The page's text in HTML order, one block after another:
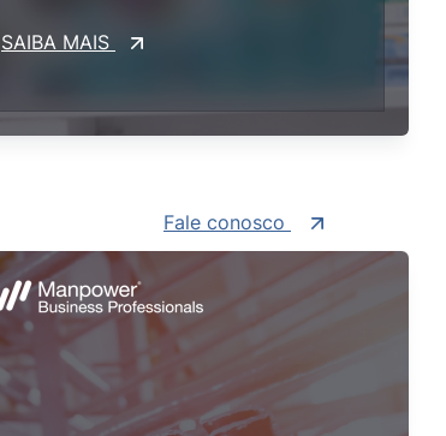
SAIBA MAIS
Fale conosco